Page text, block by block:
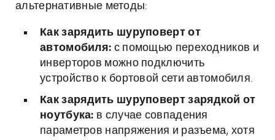
альтернативные методы:
Как зарядить шуруповерт от
автомобиля: с помощью переходников и
инверторов можно подключить
устройство к бортовой сети автомобиля.
Как зарядить шуруповерт зарядкой от
ноутбука: в случае совпадения
параметров напряжения и разъема, хотя